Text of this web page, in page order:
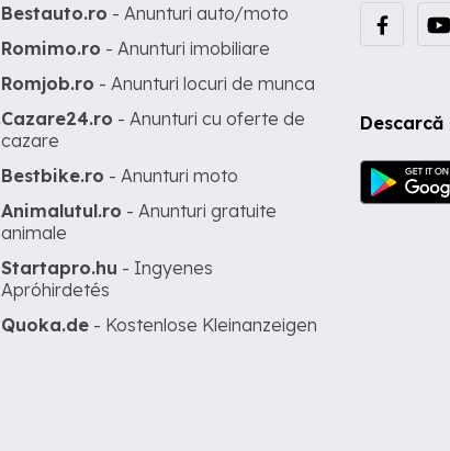
Bestauto.ro - Anunturi auto/moto
Romimo.ro - Anunturi imobiliare
Romjob.ro - Anunturi locuri de munca
Cazare24.ro - Anunturi cu oferte de
cazare
Bestbike.ro - Anunturi moto
Animalutul.ro - Anunturi gratuite
animale
Startapro.hu - Ingyenes
Apróhirdetés
Quoka.de - Kostenlose Kleinanzeigen